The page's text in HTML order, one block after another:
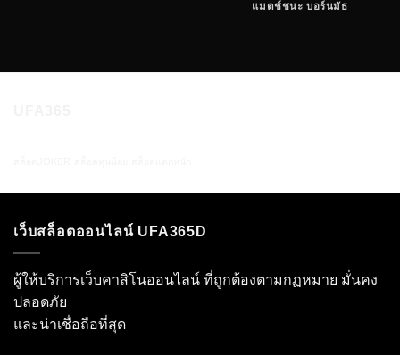
แมตช์ชนะ บอร์นมัธ
เว็บสล็อตออนไลน์ UFA365D
ผู้ให้บริการเว็บคาสิโนออนไลน์ ที่ถูกต้องตามกฏหมาย มั่นคง
ปลอดภัย
และน่าเชื่อถือที่สุด